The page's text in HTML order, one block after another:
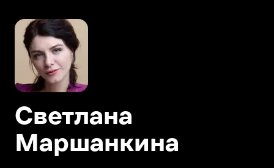
Светлана
Маршанкина